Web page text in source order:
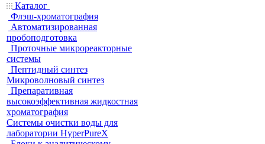
Каталог
Флэш-хроматография
Автоматизированная
пробоподготовка
Проточные микрореакторные
системы
Пептидный синтез
Микроволновый синтез
Препаративная
высокоэффективная жидкостная
хроматография
Системы очистки воды для
лаборатории HyperPureX